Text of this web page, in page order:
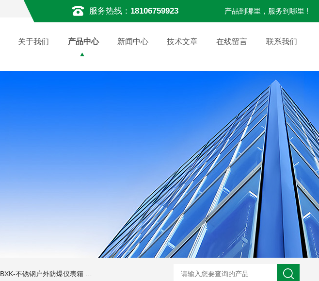
服务热线： 18106759923 产品到哪里，服务到哪里 !
关于我们 产品中心 新闻中心 技术文章 在线留言 联系我们
BXK-不锈钢户外防爆仪表箱 防爆磁力启动器批发价 BXK-户外防爆仪表箱